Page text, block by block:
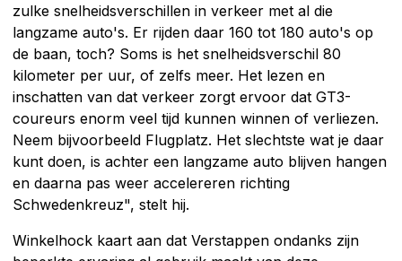
zulke snelheidsverschillen in verkeer met al die
langzame auto's. Er rijden daar 160 tot 180 auto's op
de baan, toch? Soms is het snelheidsverschil 80
kilometer per uur, of zelfs meer. Het lezen en
inschatten van dat verkeer zorgt ervoor dat GT3-
coureurs enorm veel tijd kunnen winnen of verliezen.
Neem bijvoorbeeld Flugplatz. Het slechtste wat je daar
kunt doen, is achter een langzame auto blijven hangen
en daarna pas weer accelereren richting
Schwedenkreuz", stelt hij.
Winkelhock kaart aan dat Verstappen ondanks zijn